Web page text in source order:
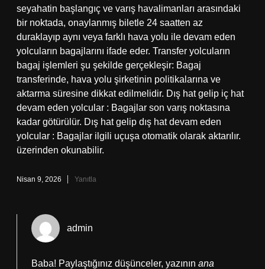
seyahatin başlangıç ve varış havalimanları arasındaki
bir noktada, onaylanmış biletle 24 saatten az
duraklayıp aynı veya farklı hava yolu ile devam eden
yolcuların bagajlarını ifade eder. Transfer yolcuların
bagaj işlemleri şu şekilde gerçekleşir: Bagaj
transferinde, hava yolu şirketinin politikalarına ve
aktarma süresine dikkat edilmelidir. Dış hat gelip iç hat
devam eden yolcular : Bagajlar son varış noktasına
kadar götürülür. Dış hat gelip dış hat devam eden
yolcular : Bagajlar ilgili uçuşa otomatik olarak aktarılır.
üzerinden okunabilir.
Nisan 9, 2026 Yanıtla
admin
Baba! Paylaştığınız düşünceler, yazının ana